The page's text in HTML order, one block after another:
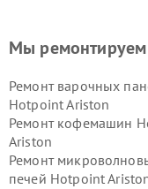
Мы ремонтируем
Ремонт варочных
Hotpoint Ariston
Ремонт кофемашин
Ariston
Ремонт
печей Hotpoint